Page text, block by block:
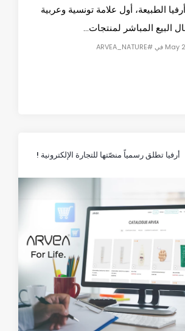
الطبيعة، أول علامة تونسية وعربية
البيع المباشر لمنتجات...
أرفيا تطلق رسمياً منصّتها للتجارة الإلكترونية !